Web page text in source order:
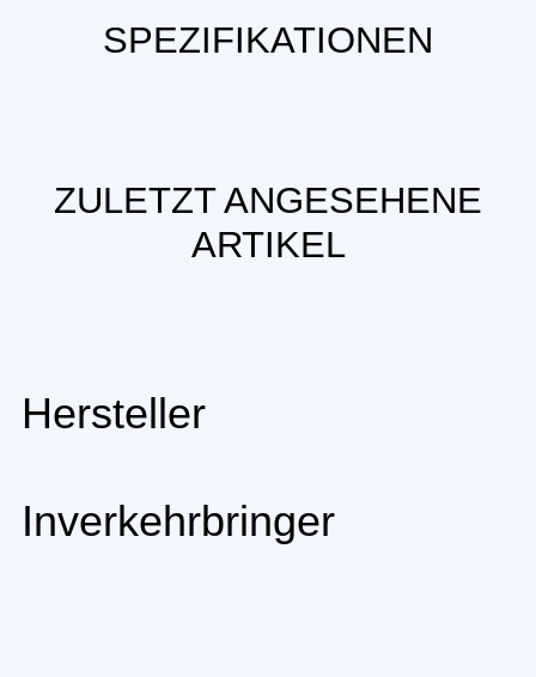
SPEZIFIKATIONEN
ZULETZT ANGESEHENE
ARTIKEL
Hersteller
Inverkehrbringer